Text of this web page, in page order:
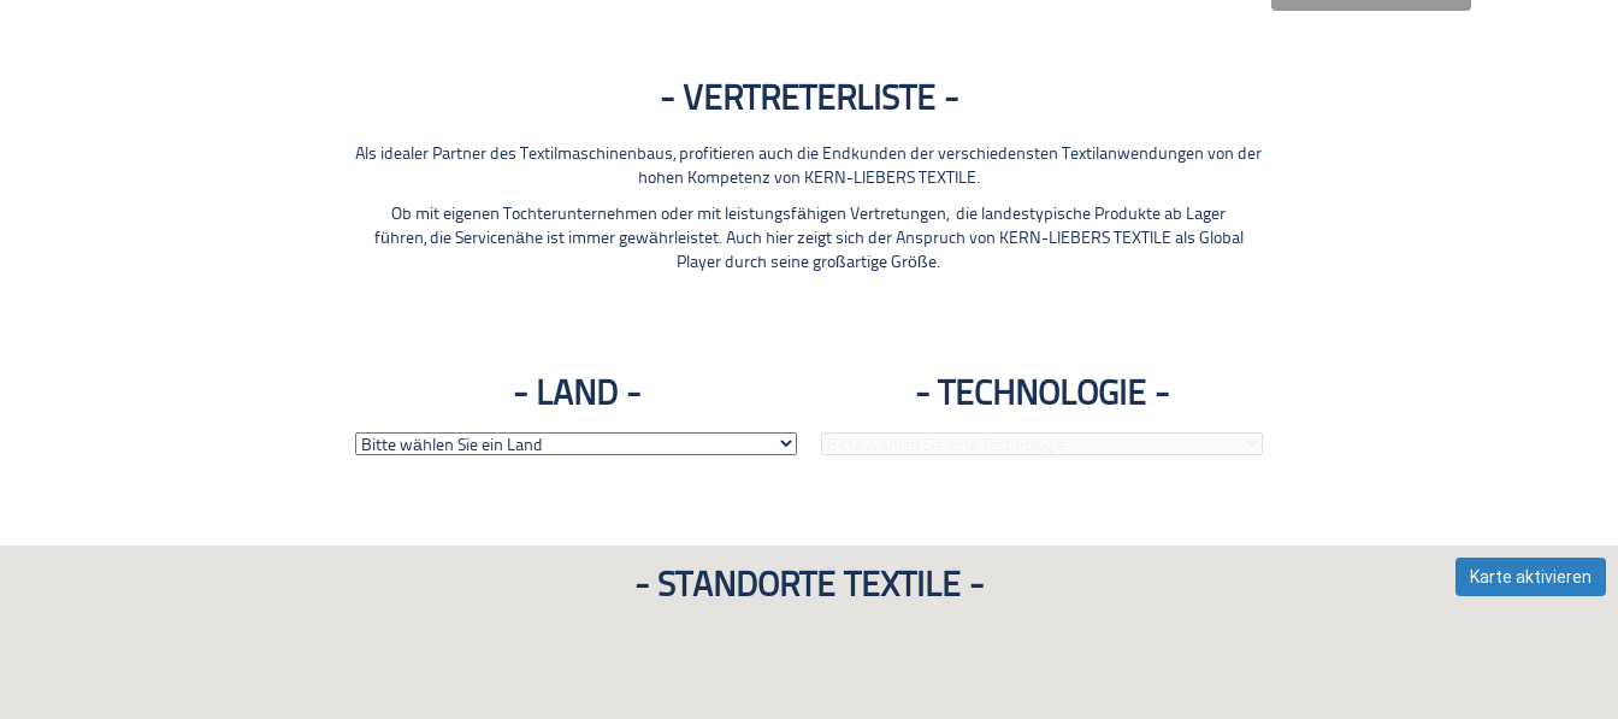
VERTRETERLISTE
Als idealer Partner des Textilmaschinenbaus, profitieren auch die Endkunden der verschiedensten Textilanwendungen von der
hohen Kompetenz von KERN-LIEBERS TEXTILE.
Ob mit eigenen Tochterunternehmen oder mit leistungsfähigen Vertretungen, die landestypische Produkte ab Lager
führen, die Servicenähe ist immer gewährleistet. Auch hier zeigt sich der Anspruch von KERN-LIEBERS TEXTILE als Global
Player durch seine großartige Größe.
LAND TECHNOLOGIE
Karte aktivieren
STANDORTE TEXTILE